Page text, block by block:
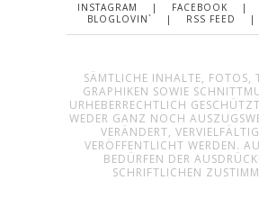
INSTAGRAM FACEBOOK
BLOGLOVIN`
RSS FEED
SÄMTLICHE INHALTE, FOTOS,
GRAPHIKEN SOWIE
URHEBERRECHTLICH
WEDER GANZ NOCH
VERÄNDERT,
VERÖFFENTLICHT WERDEN.
BEDÜRFEN DER
SCHRIFTLICHEN